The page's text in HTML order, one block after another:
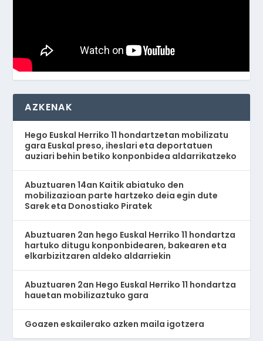
AZKENAK
Hego Euskal Herriko 11 hondartzetan mobilizatu
gara Euskal preso, iheslari eta deportatuen
auziari behin betiko konponbidea aldarrikatzeko
Abuztuaren 14an Kaitik abiatuko den
mobilizazioan parte hartzeko deia egin dute
Sarek eta Donostiako Piratek
Abuztuaren 2an hego Euskal Herriko 11 hondartza
hartuko ditugu konponbidearen, bakearen eta
elkarbizitzaren aldeko aldarriekin
Abuztuaren 2an Hego Euskal Herriko 11 hondartza
hauetan mobilizaztuko gara
Goazen eskailerako azken maila igotzera